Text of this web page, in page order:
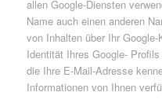
allen Google-Diensten
Name auch einen anderen
von Inhalten über Ihr
Identität Ihres Google-
die Ihre E-Mail-Adresse
Informationen von Ihnen